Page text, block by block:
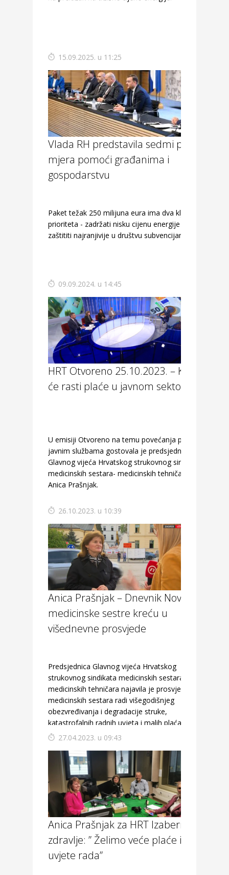
15.09.2025. u 11:25
Vlada RH predstavila sedmi paket
mjera pomoći građanima i
gospodarstvu
Paket težak 250 milijuna eura ima dva ključna
prioriteta - zadržati nisku cijenu energije i
zaštititi najranjivije u društvu subvencijama.
09.09.2024. u 14:45
HRT Otvoreno 25.10.2023. – Koliko
će rasti plaće u javnom sektoru?
U emisiji Otvoreno na temu povećanja plaća u
javnim službama gostovala je predsjednica
Glavnog vijeća Hrvatskog strukovnog sindikata
medicinskih sestara- medicinskih tehničara
Anica Prašnjak.
26.10.2023. u 10:39
Anica Prašnjak – Dnevnik Nova TV:
medicinske sestre kreću u
višednevne prosvjede
Predsjednica Glavnog vijeća Hrvatskog
strukovnog sindikata medicinskih sestara -
medicinskih tehničara najavila je prosvjede
medicinskih sestara radi višegodišnjeg
obezvređivanja i degradacije struke,
katastrofalnih radnih uvjeta i malih plaća.
27.04.2023. u 09:43
Anica Prašnjak za HRT Izaberi
zdravlje: ” Želimo veće plaće i bolje
uvjete rada”